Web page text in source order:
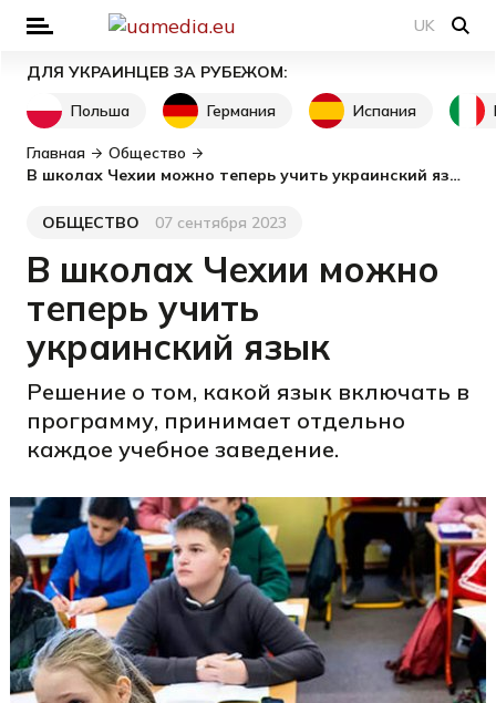
UK
ДЛЯ УКРАИНЦЕВ ЗА РУБЕЖОМ:
Польша
Германия Испания
Главная
Общество
В школах Чехии можно теперь учить украинский язык
Категория
ОБЩЕСТВО
Дата публикации07 сентября 2023
В школах Чехии можно
теперь учить
украинский язык
Решение о том, какой язык включать в
программу, принимает отдельно
каждое учебное заведение.